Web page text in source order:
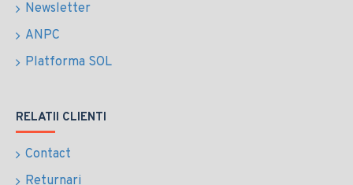
Newsletter
ANPC
Platforma SOL
RELATII CLIENTI
Contact
Returnari